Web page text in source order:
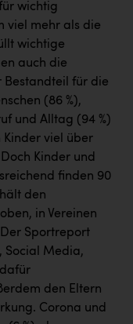
wichtig
viel mehr als die
wichtige
auch die
Bestandteil für die
(86 %),
und Alltag (94 %)
viel über
Kinder und
finden 90
den
in Vereinen
Sportreport
Social Media,
den Eltern
Corona und